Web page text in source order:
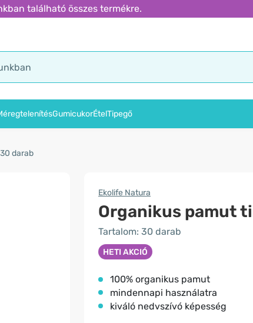
található összes termékre.
GumicukorÉtelTipegő
darab
Ekolife Natura
Organikus pamut
Tartalom: 30 darab
HETI AKCIÓ
100% organikus pamut
mindennapi használatra
kiváló nedvszívó képesség